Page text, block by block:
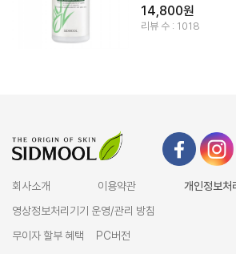
14,800원
리뷰 수 : 1018
회사소개 이용약관 개인정보처
영상정보처리기기 운영/관리 방침
무이자 할부 혜택
PC버전